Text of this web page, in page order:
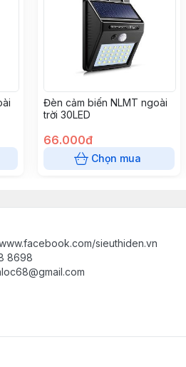
Đèn cảm biến NLMT ngoài
trời 30LED
66.000đ
Chọn mua
sieuthiden.vn
8698